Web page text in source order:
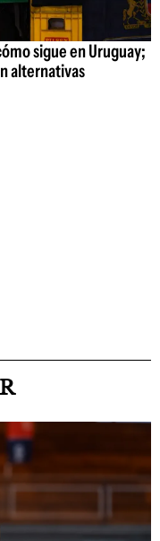
sigue en Uruguay;
alternativas